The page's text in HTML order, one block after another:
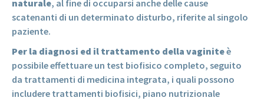
naturale, al fine di occuparsi anche delle cause
scatenanti di un determinato disturbo, riferite al singolo
paziente.
Per la diagnosi ed il trattamento della vaginiteè
possibile effettuare un test biofisico completo, seguito
da trattamenti di medicina integrata, i quali possono
includere trattamenti biofisici, piano nutrizionale